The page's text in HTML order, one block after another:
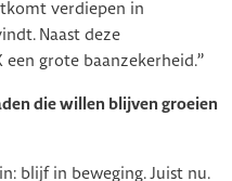
verdiepen in
Naast deze
grote baanzekerheid.’’
die willen blijven groeien
blijf in beweging. Juist nu.